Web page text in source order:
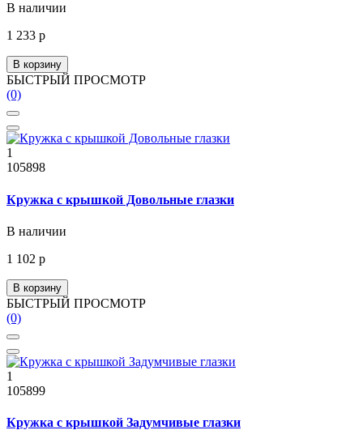
В наличии
1 233 р
В корзину
БЫСТРЫЙ ПРОСМОТР
(0)
1
105898
Кружка с крышкой Довольные глазки
В наличии
1 102 р
В корзину
БЫСТРЫЙ ПРОСМОТР
(0)
1
105899
Кружка с крышкой Задумчивые глазки